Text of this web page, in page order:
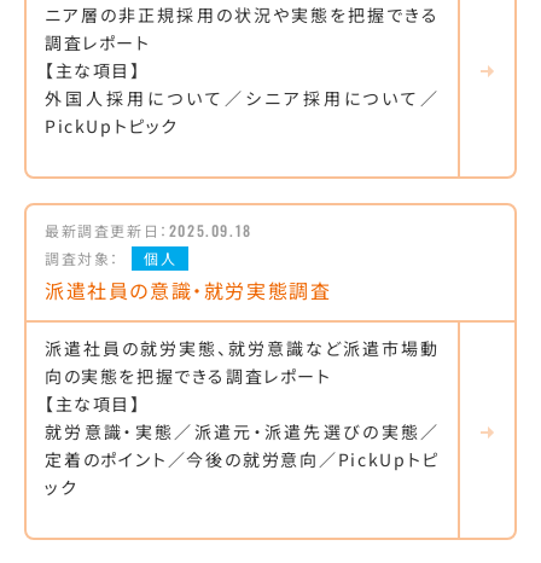
ニア層の非正規採用の状況や実態を把握できる
調査レポート
【主な項目】
外国人採用について／シニア採用について／
PickUpトピック
最新調査更新日： 2025.09.18
調査対象：
個人
派遣社員の意識・就労実態調査
派遣社員の就労実態、就労意識など派遣市場動
向の実態を把握できる調査レポート
【主な項目】
就労意識・実態／派遣元・派遣先選びの実態／
定着のポイント／今後の就労意向／PickUpトピ
ック